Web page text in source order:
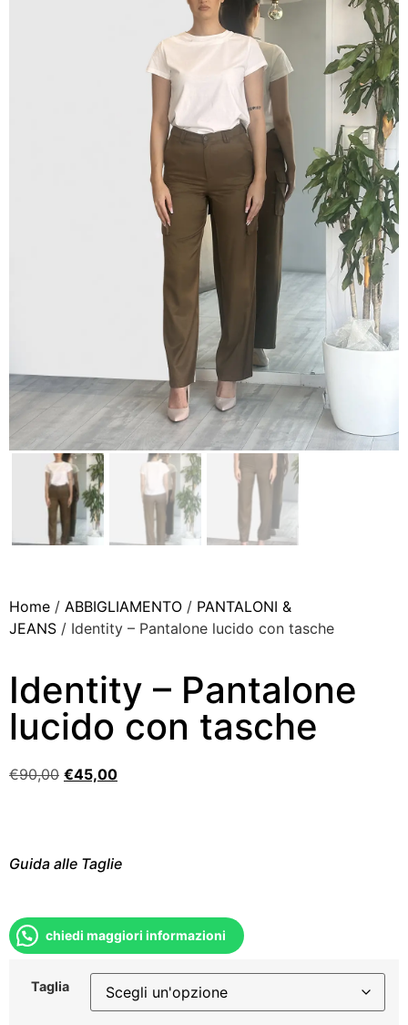
Home / ABBIGLIAMENTO / PANTALONI &
JEANS / Identity – Pantalone lucido con tasche
Identity – Pantalone
lucido con tasche
€90,00 €45,00
Guida alle Taglie
chiedi maggiori informazioni
Taglia